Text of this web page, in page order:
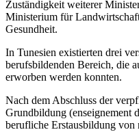
Zuständigkeit weiterer
Ministerium für
Gesundheit.
In Tunesien existierten drei
berufsbildenden Bereich, die
erworben werden konnten.
Nach dem Abschluss der
Grundbildung (enseignement
berufliche Erstausbildung von